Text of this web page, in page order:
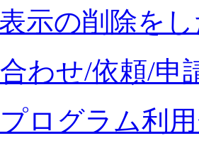
示の削除を
わせ/依頼/申
ログラム利